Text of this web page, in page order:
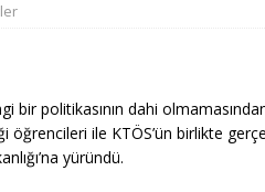
politikasının dahi
ile KTÖS’ün birlikte
yüründü.